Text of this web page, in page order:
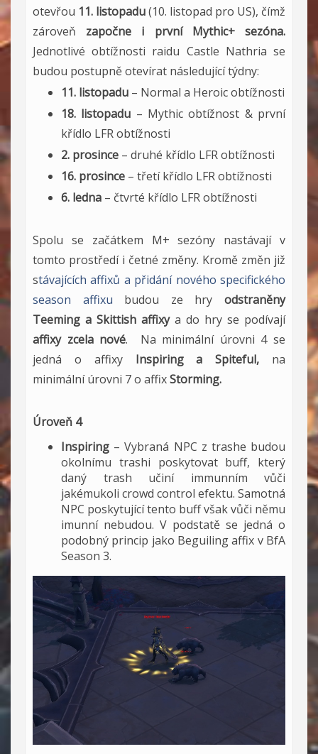
otevřou 11. listopadu(10. listopad pro US), čímž
zároveň započne i první Mythic+ sezóna.
Jednotlivé obtížnosti raidu Castle Nathria se
budou postupně otevírat následující týdny:
11. listopadu – Normal a Heroic obtížnosti
18. listopadu – Mythic obtížnost & první
křídlo LFR obtížnosti
2. prosince – druhé křídlo LFR obtížnosti
16. prosince – třetí křídlo LFR obtížnosti
6. ledna – čtvrté křídlo LFR obtížnosti
Spolu se začátkem M+ sezóny nastávají v
tomto prostředí i četné změny. Kromě změn již
stávajících affixů a přidání nového specifického
season affixu budou ze hryodstraněny
Teeming a Skittish affixya do hry se podívají
affixy zcela nové. Na minimální úrovni 4 se
jedná o affixy Inspiring a Spiteful, na
minimální úrovni 7 o affixStorming.
Úroveň 4
Inspiring – Vybraná NPC z trashe budou
okolnímu trashi poskytovat buff, který
daný trash učiní immunním vůči
jakémukoli crowd control efektu. Samotná
NPC poskytující tento buff však vůči němu
imunní nebudou. V podstatě se jedná o
podobný princip jako Beguiling affix v BfA
Season 3.